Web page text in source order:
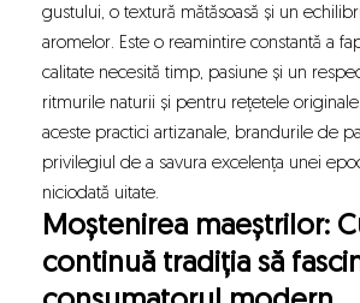
gustului, o textură mătăsoasă și un
aromelor. Este o reamintire constantă a
calitate necesită timp, pasiune și un
ritmurile naturii și pentru rețetele
aceste practici artizanale, brandurile de
privilegiul de a savura excelența unei
niciodată uitate.
Moștenirea maeștrilor:
continuă tradiția să